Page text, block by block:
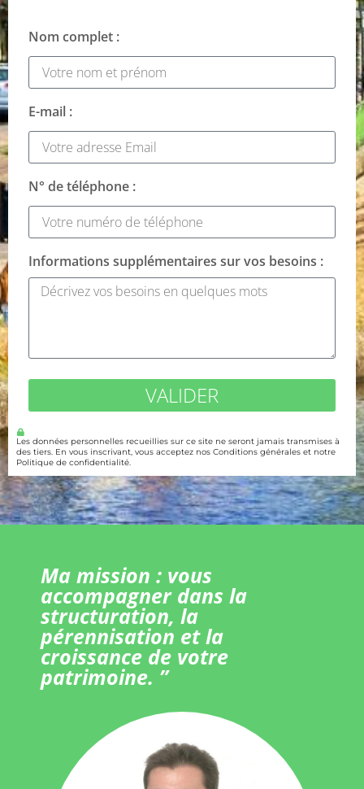
Nom complet :
E-mail :
N° de téléphone :
Informations supplémentaires sur vos besoins :
VALIDER
Les données personnelles recueillies sur ce site ne seront jamais transmises à
des tiers. En vous inscrivant, vous acceptez nos Conditions générales et notre
Politique de confidentialité.
Ma mission : vous
accompagner dans la
structuration, la
pérennisation et la
croissance de votre
patrimoine. ”